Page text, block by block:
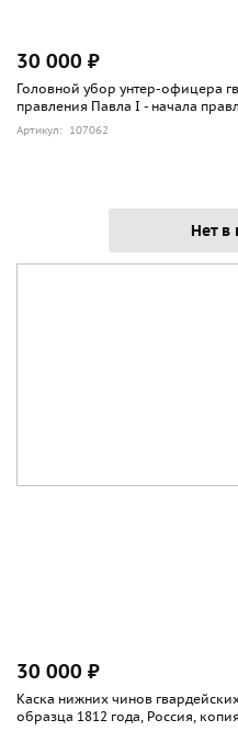
30 000 ₽
Головной убор унтер-офицера
правления Павла I - начала
Артикул: 107062
Нет в
30 000 ₽
Каска нижних чинов
образца 1812 года, Россия,